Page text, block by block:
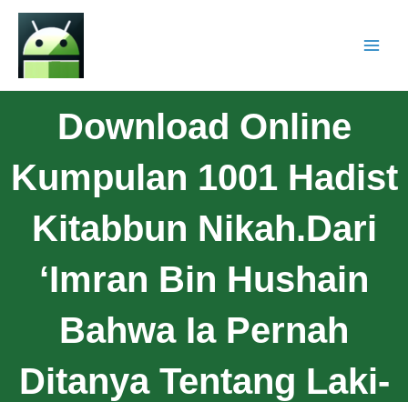
Download Online
Kumpulan 1001 Hadist
Kitabbun Nikah.Dari
‘Imran Bin Hushain
Bahwa Ia Pernah
Ditanya Tentang Laki-